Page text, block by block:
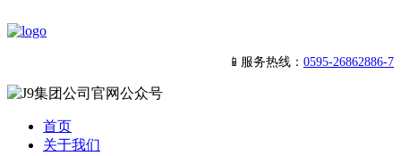
📱服务热线： 0595-26862886-7
首页
关于我们